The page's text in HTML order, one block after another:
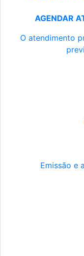
AGENDAR
O atendimento
Emissão e